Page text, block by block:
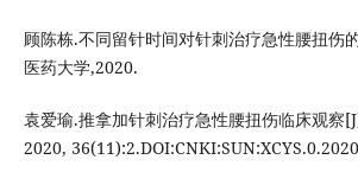
顾陈栋.不同留针时间对针刺治疗急性腰扭伤
医药大学,2020.
袁爱瑜.推拿加针刺治疗急性腰扭伤临床观察
2020,